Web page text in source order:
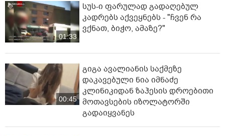
01:33
სუს-ი ფარულად გადაღებულ
კადრებს აქვეყნებს - "ჩვენ რა
ვქნათ, ბიჭო, ამაზე?"
00:45
გიგა ავალიანის საქმეზე
დაკავებული ნია იმნაძე
კლინიკიდან ზაჰესის დროებითი
მოთავსების იზოლატორში
გადაიყვანეს